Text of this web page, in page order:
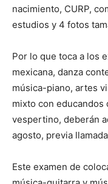
nacimiento, CURP,
estudios y 4 fotos
Por lo que toca a los
mexicana, danza
música-piano, artes
mixto con educandos
vespertino, deberán
agosto, previa
Este examen de